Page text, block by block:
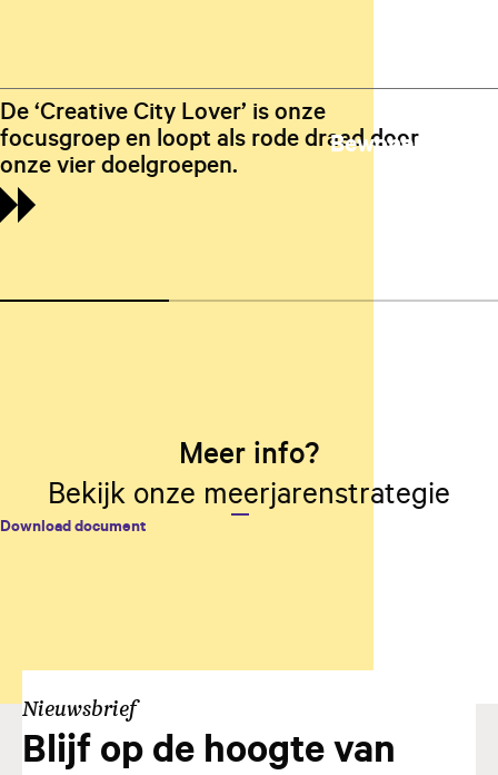
De ‘Creative City Lover’ is onze
focusgroep en loopt als rode draad door
onze vier doelgroepen.
Bewoners
Meer info?
Bekijk onze meerjarenstrategie
Download document
Nieuwsbrief
Blijf op de hoogte van